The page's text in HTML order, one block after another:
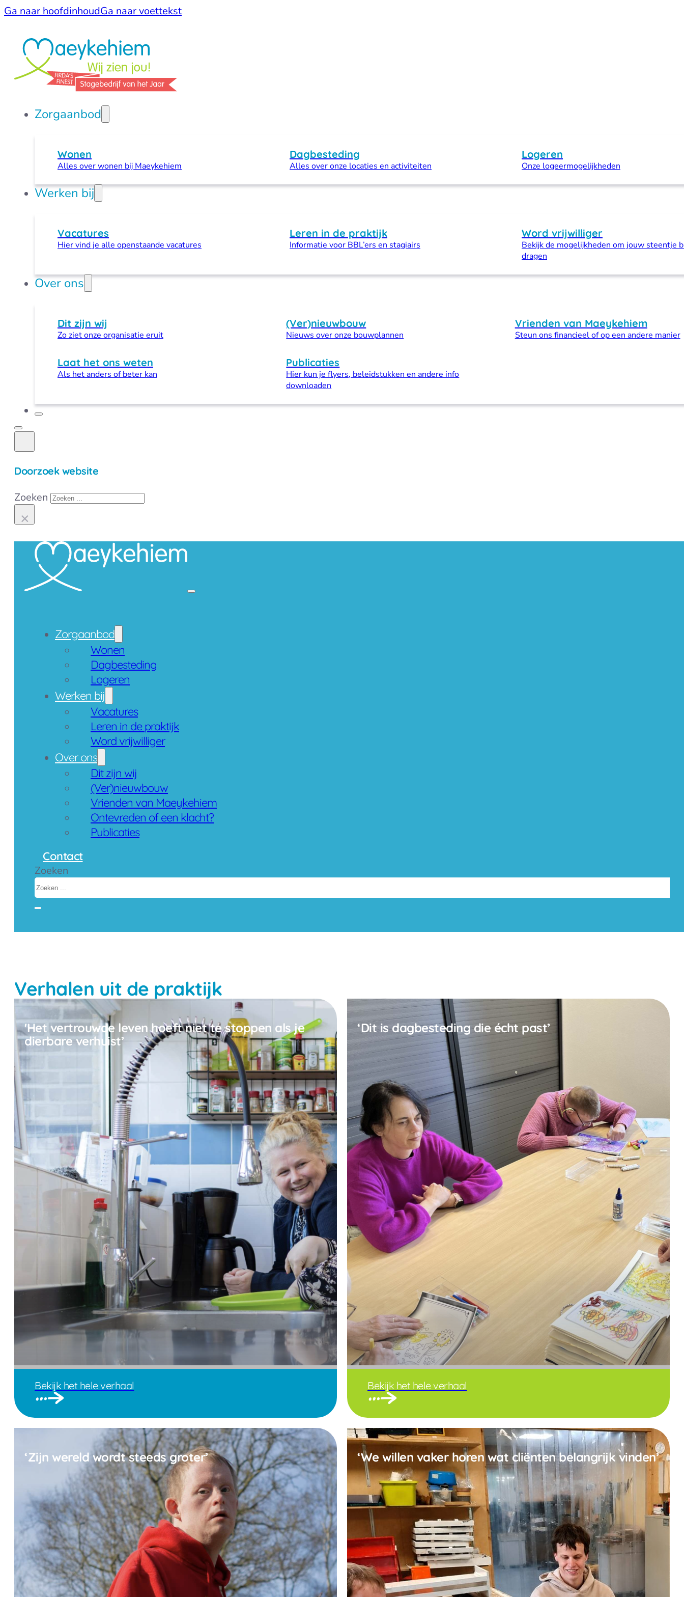
Ga naar hoofdinhoudGa naar voettekst
Zorgaanbod
Wonen
Alles over wonen bij Maeykehiem
Dagbesteding
Alles over onze locaties en activiteiten
Logeren
Onze logeermogelijkheden
Werken bij
Vacatures
Hier vind je alle openstaande vacatures
Leren in de praktijk
Informatie voor BBL’ers en stagiairs
Word vrijwilliger
Bekijk de mogelijkheden om jouw steentje
dragen
Over ons
Dit zijn wij
Zo ziet onze organisatie eruit
(Ver)nieuwbouw
Nieuws over onze bouwplannen
Vrienden van Maeykehiem
Steun ons financieel of op een andere manier
Laat het ons weten
Als het anders of beter kan
Publicaties
Hier kun je flyers, beleidstukken en andere info
downloaden
Doorzoek website
Zoeken
×
Zorgaanbod
Wonen
Dagbesteding
Logeren
Werken bij
Vacatures
Leren in de praktijk
Word vrijwilliger
Over ons
Dit zijn wij
(Ver)nieuwbouw
Vrienden van Maeykehiem
Ontevreden of een klacht?
Publicaties
Contact
Zoeken
Verhalen uit de praktijk
'Het vertrouwde leven hoeft niet te stoppen als je
dierbare verhuist’
Bekijk het hele verhaal
‘Dit is dagbesteding die écht past’
Bekijk het hele verhaal
‘Zijn wereld wordt steeds groter’ ‘We willen vaker horen wat cliënten belangrijk vinden’